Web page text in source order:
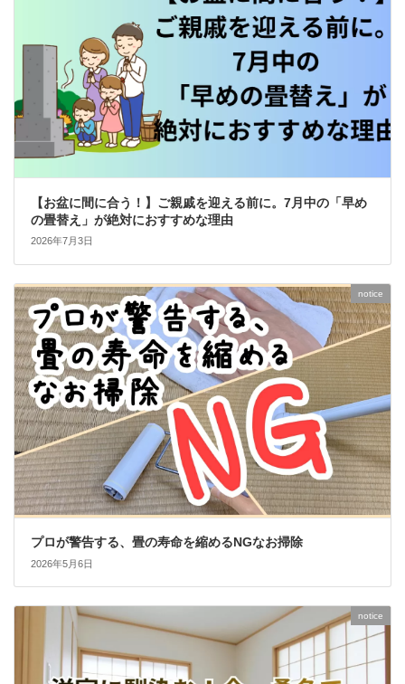
【お盆に間に合う！】ご親戚を迎える前に。7月中の「早め
の畳替え」が絶対におすすめな理由
2026年7月3日
notice
プロが警告する、畳の寿命を縮めるNGなお掃除
2026年5月6日
notice